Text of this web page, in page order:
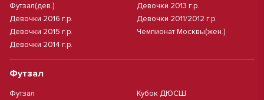
Футзал(дев.)
Девочки 2016 г.р.
Девочки 2015 г.р.
Девочки 2014 г.р.
Девочки 2013 г.р.
Девочки 2011/2012 г.р.
Чемпионат Москвы(жен.)
Футзал
Футзал
Кубок ДЮСШ